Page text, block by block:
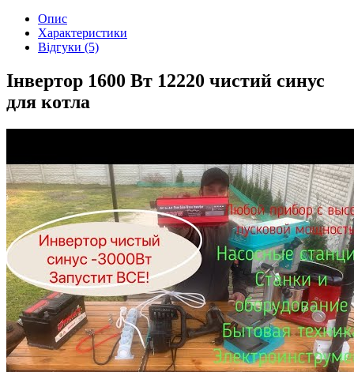
Опис
Характеристики
Відгуки (5)
Інвертор 1600 Вт 12220 чистий синус
для котла